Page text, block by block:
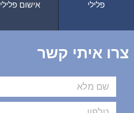
פלילי
אישום פלילי
צרו איתי קשר